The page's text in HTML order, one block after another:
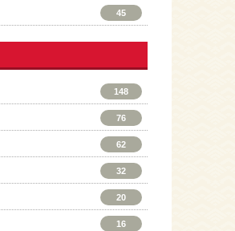
45
148
76
62
32
20
16